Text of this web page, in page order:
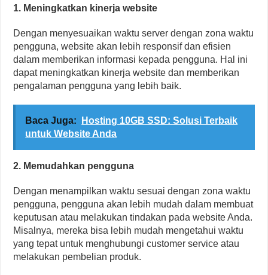
1. Meningkatkan kinerja website
Dengan menyesuaikan waktu server dengan zona waktu
pengguna, website akan lebih responsif dan efisien
dalam memberikan informasi kepada pengguna. Hal ini
dapat meningkatkan kinerja website dan memberikan
pengalaman pengguna yang lebih baik.
Baca Juga:
Hosting 10GB SSD: Solusi Terbaik
untuk Website Anda
2. Memudahkan pengguna
Dengan menampilkan waktu sesuai dengan zona waktu
pengguna, pengguna akan lebih mudah dalam membuat
keputusan atau melakukan tindakan pada website Anda.
Misalnya, mereka bisa lebih mudah mengetahui waktu
yang tepat untuk menghubungi customer service atau
melakukan pembelian produk.